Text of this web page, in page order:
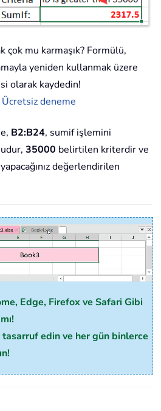
çok mu karmaşık? Formülü,
yeniden kullanmak üzere
olarak kaydedin!
Ücretsiz deneme
B2:B24, sumif işlemini
35000 belirtilen kriterdir ve
değerlendirilen
Edge, Firefox ve Safari Gibi
tasarruf edin ve her gün binlerce